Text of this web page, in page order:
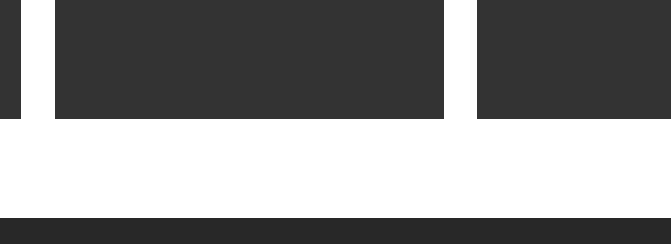
Email
I accept the privacy rules of this site